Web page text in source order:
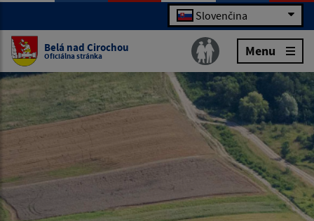
Slovenčina
Belá nad Cirochou
Oficiálna stránka Menu